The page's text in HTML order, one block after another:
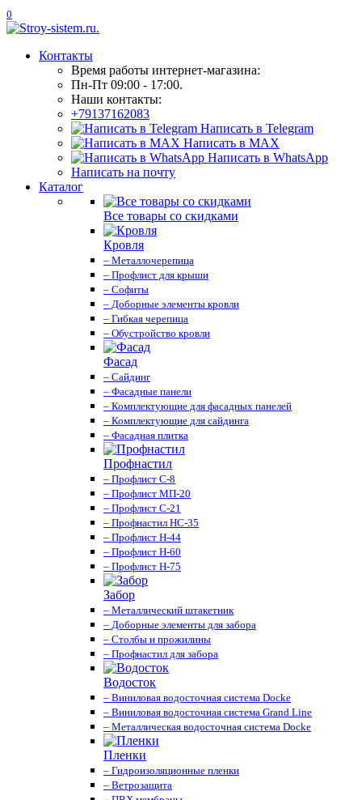
0
Контакты
Время работы интернет-магазина:
Пн-Пт 09:00 - 17:00.
Наши контакты:
+79137162083
Написать в Telegram
Написать в MAX
Написать в WhatsApp
Написать на почту
Каталог
Все товары со скидками
Кровля
– Металлочерепица
– Профлист для крыши
– Софиты
– Доборные элементы кровли
– Гибкая черепица
– Обустройство кровли
Фасад
– Сайдинг
– Фасадные панели
– Комплектующие для фасадных панелей
– Комплектующие для сайдинга
– Фасадная плитка
Профнастил
– Профлист С-8
– Профлист МП-20
– Профлист С-21
– Профнастил НС-35
– Профлист Н-44
– Профлист Н-60
– Профлист Н-75
Забор
– Металлический штакетник
– Доборные элементы для забора
– Столбы и прожилины
– Профнастил для забора
Водосток
– Виниловая водосточная система Docke
– Виниловая водосточная система Grand Line
– Металлическая водосточная система Docke
Пленки
– Гидроизоляционные пленки
– Ветрозащита